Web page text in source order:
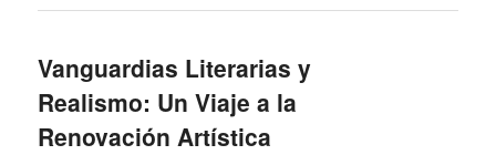
Vanguardias Literarias y
Realismo: Un Viaje a la
Renovación Artística